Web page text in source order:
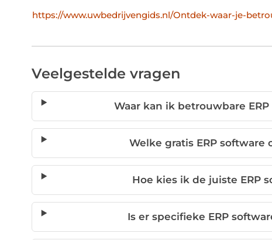
https://www.uwbedrijvengids.nl/Ontdek-waar-je-
Veelgestelde vragen
Waar kan ik betrouwbare
Welke gratis ERP software
Hoe kies ik de juiste ERP
Is er specifieke ERP